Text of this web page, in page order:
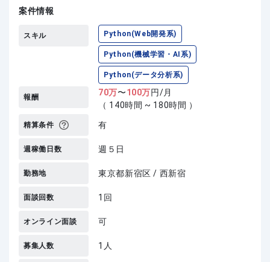
案件情報
スキル Python(Web開発系)
Python(機械学習・AI系)
Python(データ分析系)
報酬 70万〜100万円/月
（ 140時間 ~ 180時間 ）
精算条件 有
週稼働日数 週５日
勤務地 東京都新宿区 / 西新宿
面談回数 1回
オンライン面談 可
募集人数 1人